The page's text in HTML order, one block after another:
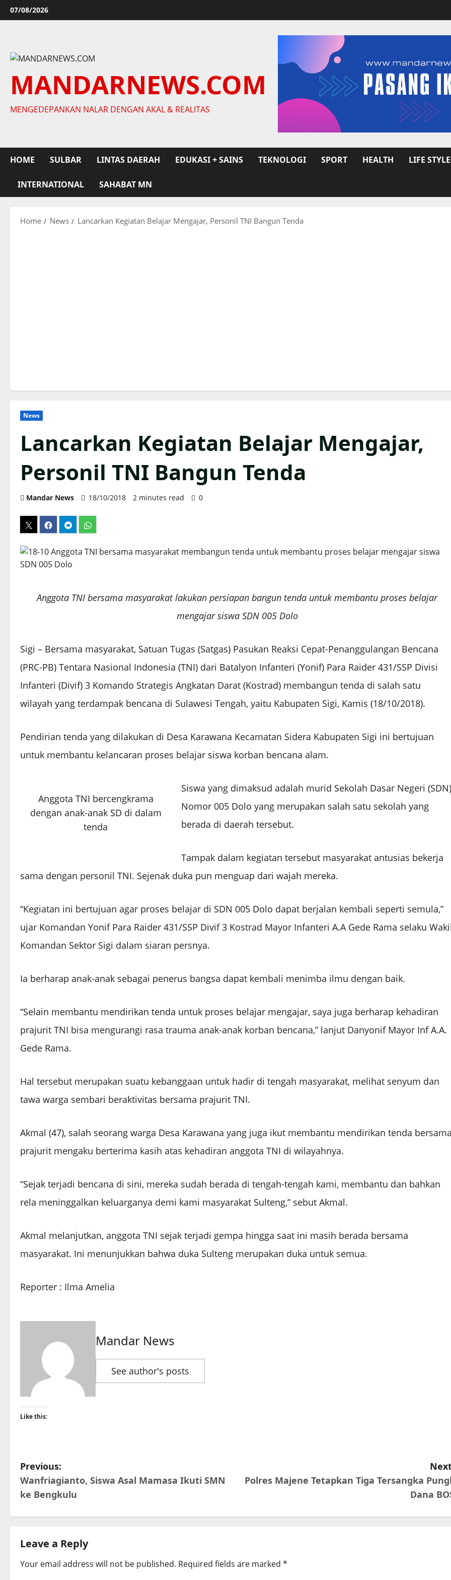
Skip
to
07/08/2026
MANDARNEWS.COM
MENGEDEPANKAN NALAR DENGAN AKAL & REALITAS
HOME SULBAR LINTAS DAERAH EDUKASI + SAINS TEKNOLOGI SPORT HEALTH LIFE STYLE
INTERNATIONAL SAHABAT MN
Home News Lancarkan Kegiatan Belajar Mengajar, Personil TNI Bangun Tenda
News
Lancarkan Kegiatan Belajar Mengajar,
Personil TNI Bangun Tenda
Mandar News 18/10/2018 2 minutes read 0
Anggota TNI bersama masyarakat lakukan persiapan bangun tenda untuk membantu proses belajar
mengajar siswa SDN 005 Dolo
Sigi – Bersama masyarakat, Satuan Tugas (Satgas) Pasukan Reaksi Cepat-Penanggulangan Bencana
(PRC-PB) Tentara Nasional Indonesia (TNI) dari Batalyon Infanteri (Yonif) Para Raider 431/SSP Divisi
Infanteri (Divif) 3 Komando Strategis Angkatan Darat (Kostrad) membangun tenda di salah satu
wilayah yang terdampak bencana di Sulawesi Tengah, yaitu Kabupaten Sigi, Kamis (18/10/2018).
Pendirian tenda yang dilakukan di Desa Karawana Kecamatan Sidera Kabupaten Sigi ini bertujuan
untuk membantu kelancaran proses belajar siswa korban bencana alam.
Anggota TNI bercengkrama
dengan anak-anak SD di dalam
tenda
Siswa yang dimaksud adalah murid Sekolah Dasar Negeri (SDN)
Nomor 005 Dolo yang merupakan salah satu sekolah yang
berada di daerah tersebut.
Tampak dalam kegiatan tersebut masyarakat antusias bekerja
sama dengan personil TNI. Sejenak duka pun menguap dari wajah mereka.
“Kegiatan ini bertujuan agar proses belajar di SDN 005 Dolo dapat berjalan kembali seperti semula,”
ujar Komandan Yonif Para Raider 431/SSP Divif 3 Kostrad Mayor Infanteri A.A Gede Rama selaku
Komandan Sektor Sigi dalam siaran persnya.
Ia berharap anak-anak sebagai penerus bangsa dapat kembali menimba ilmu dengan baik.
“Selain membantu mendirikan tenda untuk proses belajar mengajar, saya juga berharap kehadiran
prajurit TNI bisa mengurangi rasa trauma anak-anak korban bencana,” lanjut Danyonif Mayor Inf A.A.
Gede Rama.
Hal tersebut merupakan suatu kebanggaan untuk hadir di tengah masyarakat, melihat senyum dan
tawa warga sembari beraktivitas bersama prajurit TNI.
Akmal (47), salah seorang warga Desa Karawana yang juga ikut membantu mendirikan tenda
prajurit mengaku berterima kasih atas kehadiran anggota TNI di wilayahnya.
“Sejak terjadi bencana di sini, mereka sudah berada di tengah-tengah kami, membantu dan bahkan
rela meninggalkan keluarganya demi kami masyarakat Sulteng,” sebut Akmal.
Akmal melanjutkan, anggota TNI sejak terjadi gempa hingga saat ini masih berada bersama
masyarakat. Ini menunjukkan bahwa duka Sulteng merupakan duka untuk semua.
Reporter : Ilma Amelia
Mandar News
See author's posts
Like this:
P
o
s
n
Previous:
Wanfriagianto, Siswa Asal Mamasa Ikuti SMN
ke Bengkulu
Polres Majene Tetapkan Tiga Tersangka
Dana
Leave a Reply
Your email address will not be published. Required fields are marked *